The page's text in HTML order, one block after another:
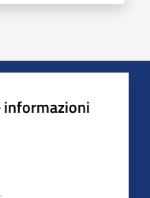
informazioni